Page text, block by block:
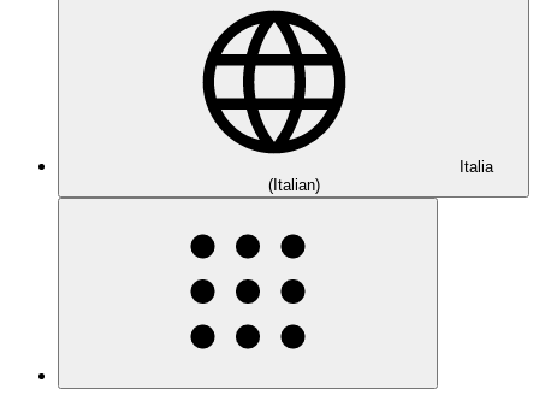
Italia
(Italian)